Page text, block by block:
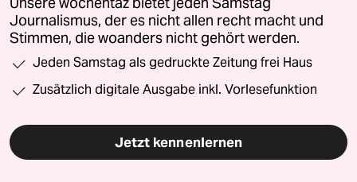
Journalismus, der es nicht allen recht macht und
Stimmen, die woanders nicht gehört werden.
Jeden Samstag als gedruckte Zeitung frei Haus
Zusätzlich digitale Ausgabe inkl. Vorlesefunktion
Jetzt kennenlernen